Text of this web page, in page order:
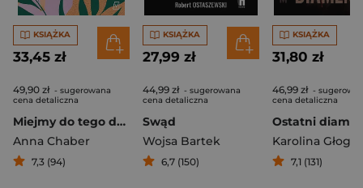
KSIĄŻKA
33,45 zł
49,90 zł - sugerowana
cena detaliczna
Miejmy do tego dystans
Anna Chaber
7,3 (94)
KSIĄŻKA
27,99 zł
44,99 zł - sugerowana
cena detaliczna
Swąd
Wojsa Bartek
6,7 (150)
KSIĄŻKA
31,80 zł
46,99 zł -
cena detaliczna
Ostatni
Karolina
7,1 (131)